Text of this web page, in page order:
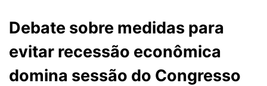
Debate sobre medidas para
evitar recessão econômica
domina sessão do Congresso